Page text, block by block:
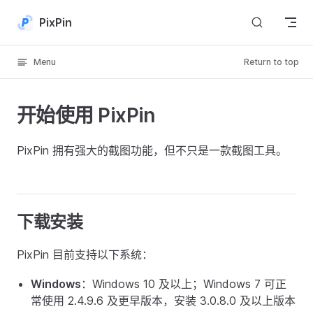
Skip to content
PixPin
Menu Return to top
开始使用 PixPin
PixPin 拥有强大的截图功能，但不只是一款截图工具。
下载安装
PixPin 目前支持以下系统：
Windows ：Windows 10 及以上；Windows 7 可正
常使用 2.4.9.6 及更早版本，安装 3.0.8.0 及以上版本